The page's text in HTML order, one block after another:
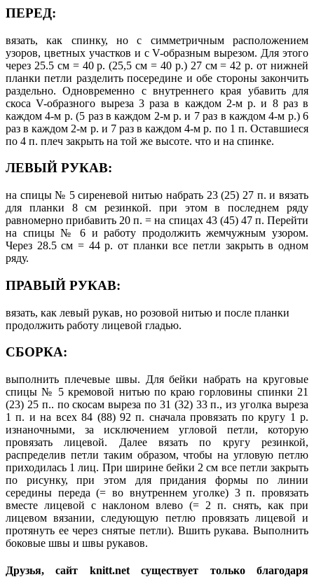
ПЕРЕД:
вязать, как спинку, но с симметричным расположением
узоров, цветных участков и с V-образным вырезом. Для этого
через 25.5 см = 40 р. (25,5 см = 40 р.) 27 см = 42 р. от нижней
планки петли разделить посередине и обе стороны закончить
раздельно. Одновременно с внутреннего края убавить для
скоса V-образного выреза 3 раза в каждом 2-м р. и 8 раз в
каждом 4-м р. (5 раз в каждом 2-м р. и 7 раз в каждом 4-м р.) 6
раз в каждом 2-м р. и 7 раз в каждом 4-м р. по 1 п. Оставшиеся
по 4 п. плеч закрыть на той же высоте. что и на спинке.
ЛЕВЫЙ РУКАВ:
на спицы № 5 сиреневой нитью набрать 23 (25) 27 п. и вязать
для планки 8 см резинкой. при этом в последнем ряду
равномерно прибавить 20 п. = на спицах 43 (45) 47 п. Перейти
на спицы № 6 и работу продолжить жемчужным узором.
Через 28.5 см = 44 р. от планки все петли закрыть в одном
ряду.
ПРАВЫЙ РУКАВ:
вязать, как левый рукав, но розовой нитью и после планки
продолжить работу лицевой гладью.
СБОРКА:
выполнить плечевые швы. Для бейки набрать на круговые
спицы № 5 кремовой нитью по краю горловины спинки 21
(23) 25 п.. по скосам выреза по 31 (32) 33 п., из уголка выреза
1 п. и на всех 84 (88) 92 п. сначала провязать по кругу 1 р.
изнаночными, за исключением угловой петли, которую
провязать лицевой. Далее вязать по кругу резинкой,
распределив петли таким образом, чтобы на угловую петлю
приходилась 1 лиц. При ширине бейки 2 см все петли закрыть
по рисунку, при этом для придания формы по линии
середины переда (= во внутреннем уголке) 3 п. провязать
вместе лицевой с наклоном влево (= 2 п. снять, как при
лицевом вязании, следующую петлю провязать лицевой и
протянуть ее через снятые петли). Вшить рукава. Выполнить
боковые швы и швы рукавов.
Друзья, сайт knitt.net существует только благодаря